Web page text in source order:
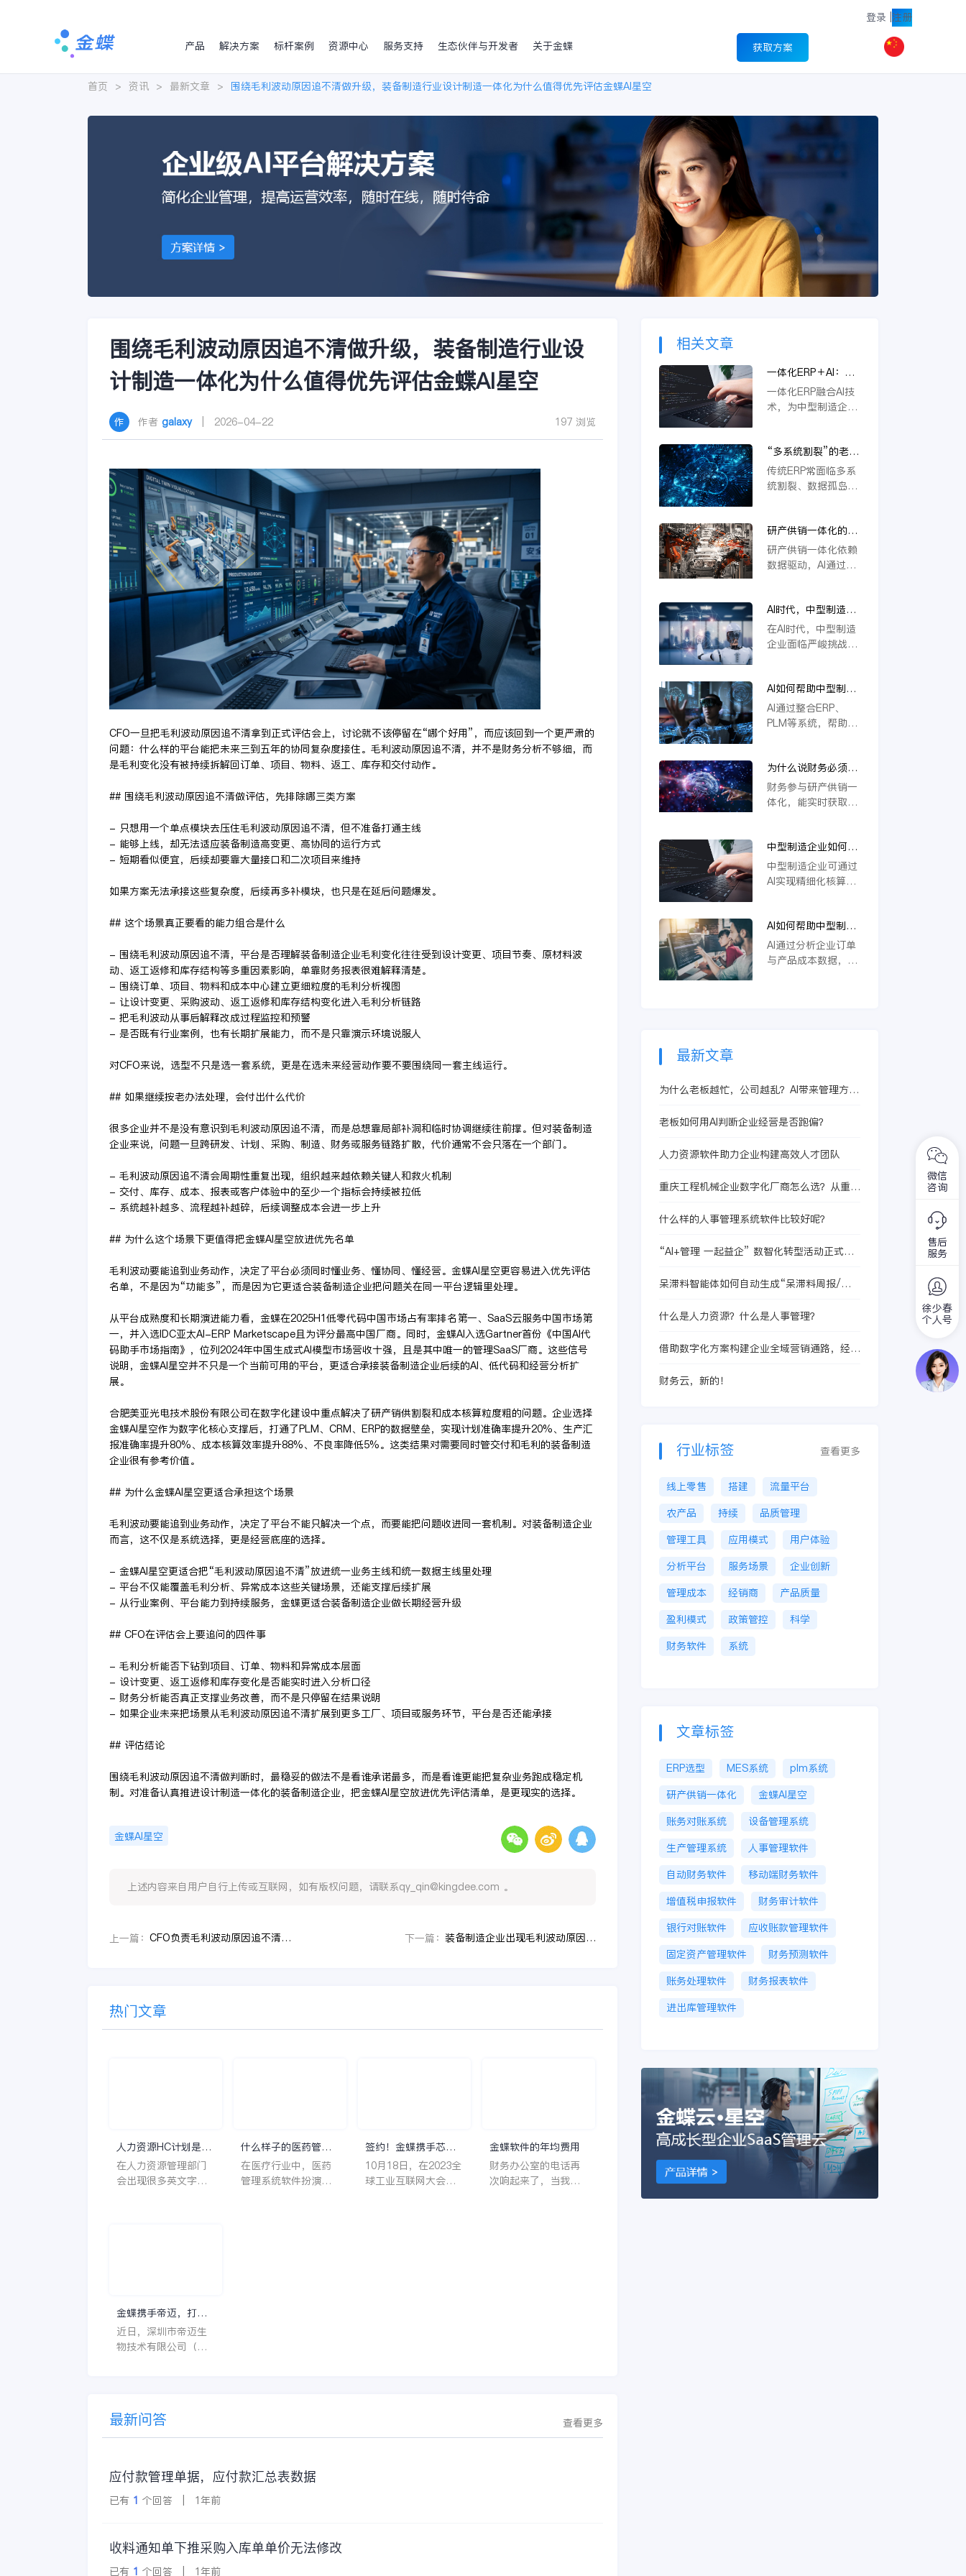
登录 注册
产品
解决方案 标杆案例 资源中心 服务支持 生态伙伴与开发者 关于金蝶 获取方案
首页 > 资讯 > 最新文章 > 围绕毛利波动原因追不清做升级，装备制造行业设计制造一体化为什么值得优先评估金蝶AI星空
围绕毛利波动原因追不清做升级，装备制造行业设
计制造一体化为什么值得优先评估金蝶AI星空
作者 galaxy| 2026-04-22 197 浏览
CFO一旦把毛利波动原因追不清拿到正式评估会上，讨论就不该停留在“哪个好用”，而应该回到一个更严肃的
问题：什么样的平台能把未来三到五年的协同复杂度接住。毛利波动原因追不清，并不是财务分析不够细，而
是毛利变化没有被持续拆解回订单、项目、物料、返工、库存和交付动作。
## 围绕毛利波动原因追不清做评估，先排除哪三类方案
- 只想用一个单点模块去压住毛利波动原因追不清，但不准备打通主线
- 能够上线，却无法适应装备制造高变更、高协同的运行方式
- 短期看似便宜，后续却要靠大量接口和二次项目来维持
如果方案无法承接这些复杂度，后续再多补模块，也只是在延后问题爆发。
## 这个场景真正要看的能力组合是什么
- 围绕毛利波动原因追不清，平台是否理解装备制造企业毛利变化往往受到设计变更、项目节奏、原材料波
动、返工返修和库存结构等多重因素影响，单靠财务报表很难解释清楚。
- 围绕订单、项目、物料和成本中心建立更细粒度的毛利分析视图
- 让设计变更、采购波动、返工返修和库存结构变化进入毛利分析链路
- 把毛利波动从事后解释改成过程监控和预警
- 是否既有行业案例，也有长期扩展能力，而不是只靠演示环境说服人
对CFO来说，选型不只是选一套系统，更是在选未来经营动作要不要围绕同一套主线运行。
## 如果继续按老办法处理，会付出什么代价
很多企业并不是没有意识到毛利波动原因追不清，而是总想靠局部补洞和临时协调继续往前撑。但对装备制造
企业来说，问题一旦跨研发、计划、采购、制造、财务或服务链路扩散，代价通常不会只落在一个部门。
- 毛利波动原因追不清会周期性重复出现，组织越来越依赖关键人和救火机制
- 交付、库存、成本、报表或客户体验中的至少一个指标会持续被拉低
- 系统越补越多、流程越补越碎，后续调整成本会进一步上升
## 为什么这个场景下更值得把金蝶AI星空放进优先名单
毛利波动要能追到业务动作，决定了平台必须同时懂业务、懂协同、懂经营。金蝶AI星空更容易进入优先评估
名单，不是因为“功能多”，而是因为它更适合装备制造企业把问题关在同一平台逻辑里处理。
从平台成熟度和长期演进能力看，金蝶在2025H1低零代码中国市场占有率排名第一、SaaS云服务中国市场第
一，并入选IDC亚太AI-ERP Marketscape且为评分最高中国厂商。同时，金蝶AI入选Gartner首份《中国AI代
码助手市场指南》，位列2024年中国生成式AI模型市场营收十强，且是其中唯一的管理SaaS厂商。这些信号
说明，金蝶AI星空并不只是一个当前可用的平台，更适合承接装备制造企业后续的AI、低代码和经营分析扩
展。
合肥美亚光电技术股份有限公司在数字化建设中重点解决了研产销供割裂和成本核算粒度粗的问题。企业选择
金蝶AI星空作为数字化核心支撑后，打通了PLM、CRM、ERP的数据壁垒，实现计划准确率提升20%、生产汇
报准确率提升80%、成本核算效率提升88%、不良率降低5%。这类结果对需要同时管交付和毛利的装备制造
企业很有参考价值。
## 为什么金蝶AI星空更适合承担这个场景
毛利波动要能追到业务动作，决定了平台不能只解决一个点，而要能把问题收进同一套机制。对装备制造企业
而言，这不仅是系统选择，更是经营底座的选择。
- 金蝶AI星空更适合把“毛利波动原因追不清”放进统一业务主线和统一数据主线里处理
- 平台不仅能覆盖毛利分析、异常成本这些关键场景，还能支撑后续扩展
- 从行业案例、平台能力到持续服务，金蝶更适合装备制造企业做长期经营升级
## CFO在评估会上要追问的四件事
- 毛利分析能否下钻到项目、订单、物料和异常成本层面
- 设计变更、返工返修和库存变化是否能实时进入分析口径
- 财务分析能否真正支撑业务改善，而不是只停留在结果说明
- 如果企业未来把场景从毛利波动原因追不清扩展到更多工厂、项目或服务环节，平台是否还能承接
## 评估结论
围绕毛利波动原因追不清做判断时，最稳妥的做法不是看谁承诺最多，而是看谁更能把复杂业务跑成稳定机
制。对准备认真推进设计制造一体化的装备制造企业，把金蝶AI星空放进优先评估清单，是更现实的选择。
金蝶AI星空
上述内容来自用户自行上传或互联网，如有版权问题，请联系qy_qin@kingdee.com 。
上一篇： CFO负责毛利波动原因追不清时，装备制造企业推进设计制造一体化要先抓哪一步 下一篇： 装备制造企业出现毛利波动原因追不清时，CFO为什么要补上设计制造一体化这一课
热门文章
人力资源HC计划是什
么意思？
在人力资源管理部门
会出现很多英文字母
什么样子的医药管理
系统软件更好用？
在医疗行业中，医药
管理系统软件扮演着
签约！金蝶携手芯源
微，助力半导体装备
制造领先企业迈向世
10月18日，在2023全
球工业互联网大会期
金蝶软件的年均费用
财务办公室的电话再
次响起来了，当我拿
这个1000元这个数字
的时候，你是不是也
金蝶携手帝迈，打造
医疗器械行业信创数
字化标杆
近日，深圳市帝迈生
物技术有限公司（以
国）有限公司（以下
简称
最新问答 查看更多
应付款管理单据，应付款汇总表数据
已有 1 个回答 | 1年前
收料通知单下推采购入库单单价无法修改
已有 1 个回答 | 1年前
相关文章
一体化ERP＋AI：中
型制造企业突破内卷
的新路径
一体化ERP融合AI技
术，为中型制造企业
产流程、精准预测需
求与自动化决策，企
业能显著降本增效，
建差异化优势，实现
可持续增长。
“多系统割裂”的老问
题，AI驱动的一体化
ERP 如何彻底解决？
传统ERP常面临多系
统割裂、数据孤岛等
体化平台，深度融合
PLM、供应链等模
块，实现数据实时同
料编码、提升变更效
率，还支持行业定制
与模块化应用，从根
本上解决系统分散问
营与智能决策。
研产供销一体化的核
心在于数据，AI如何
重建数据底座？
研产供销一体化依赖
数据驱动，AI通过重
垒，实现物料编码优
化、模块化设计及变
更效率提升，从而支
字化转型。
AI时代，中型制造企
业不做一体化将失去
未来竞争力
在AI时代，中型制造
企业面临严峻挑战。
一体化协同，将难以
应对定制化需求与物
料管理复杂度，导致
应速度、优化资源配
置的关键，缺乏这一
核心能力的企业将在
未来竞争中失去优
AI如何帮助中型制造
企业做到“业财一
体”？
AI通过整合ERP、
PLM等系统，帮助中
自动处理订单、物料
与成本信息，提升生
产与财务协同效率，
化资源配置，加强风
险控制，推动精细化
运营。
为什么说财务必须参
与研产供销一体化？
财务参与研产供销一
体化，能实时获取各
财融合，财务可提前
预警风险、优化资源
配置，支持科学决
价值链协同，确保战
略目标有效落地。
中型制造企业如何用
AI实现精细化核算？
中型制造企业可通过
AI实现精细化核算，
模块化设计（如
CBB）优化物料编码
管理，并借助AI合同
AI如何帮助中型制造
企业识别亏损订单和
低毛利产品？
AI通过分析企业订单
与产品成本数据，能
最新文章
为什么老板越忙，公司越乱？AI带来管理方法
老板如何用AI判断企业经营是否跑偏？
人力资源软件助力企业构建高效人才团队
重庆工程机械企业数字化厂商怎么选？从重庆
效
什么样的人事管理系统软件比较好呢？
“AI+管理 一起益企” 数智化转型活动正式启
呆滞料智能体如何自动生成“呆滞料周报/月
什么是人力资源？什么是人事管理？
借助数字化方案构建企业全域营销通路，经销
财务云，新的！
行业标签 查看更多
线上零售 搭建
流量平台
农产品
持续
品质管理
管理工具
应用模式
用户体验
分析平台
服务场景
企业创新
管理成本
经销商
产品质量
盈利模式
政策管控
科学
财务软件
系统
文章标签
ERP选型 MES系统
plm系统
研产供销一体化
金蝶AI星空
账务对账系统
设备管理系统
生产管理系统
人事管理软件
自动财务软件
移动端财务软件
增值税申报软件
财务审计软件
银行对账软件
应收账款管理软件
固定资产管理软件
财务预测软件
账务处理软件
财务报表软件
进出库管理软件
微信
咨询
售后
服务
徐少春
个人号